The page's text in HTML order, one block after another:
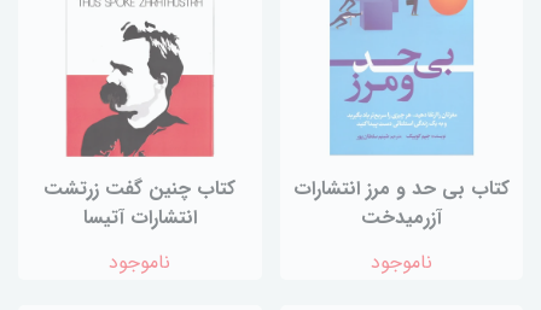
کتاب بی حد و مرز انتشارات
آزرمیدخت
ناموجود
کتاب چنین گفت زرتشت
انتشارات آتیسا
ناموجود